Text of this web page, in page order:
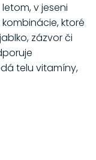
v jeseni
ktoré
zázvor či
telu vitamíny,